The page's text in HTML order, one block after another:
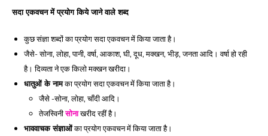
सदा एकवचन में प्रयोग किये जाने वाले शब्द
कुछ संज्ञा शब्दों का प्रयोग सदा एकवचन में किया जाता है।
जैसे- सोना, लोहा, पानी, वर्षा, आकाश, घी, दूध, मक्खन, भीड़, जनता आदि। वर्षा हो रही
है। दिव्यता ने एक किलो मक्खन खरीदा।
धातुओं के नाम का प्रयोग सदा एकवचन में किया जाता है।
जैसे -सोना, लोहा, चाँदी आदि।
तेजस्विनी सोना खरीद रहीं है।
भाववाचक संज्ञाओं का प्रयोग एकवचन में किया जाता है।